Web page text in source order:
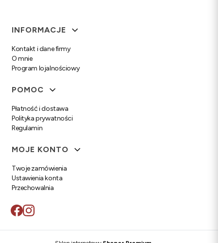
Linki w stopce
INFORMACJE
Kontakt i dane firmy
O mnie
Program lojalnościowy
POMOC
Płatność i dostawa
Polityka prywatności
Regulamin
MOJE KONTO
Twoje zamówienia
Ustawienia konta
Przechowalnia